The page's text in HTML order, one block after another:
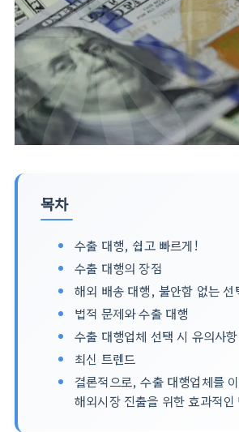
목차
수출 대행, 쉽고 빠르게!
수출 대행의 장점
해외 배송 대행, 불안함 없는 선
법적 문제와 수출 대행
수출 대행업체 선택 시 유의사항
최신 트렌드
결론적으로, 수출 대행업체를
해외시장 진출을 위한 효과적인